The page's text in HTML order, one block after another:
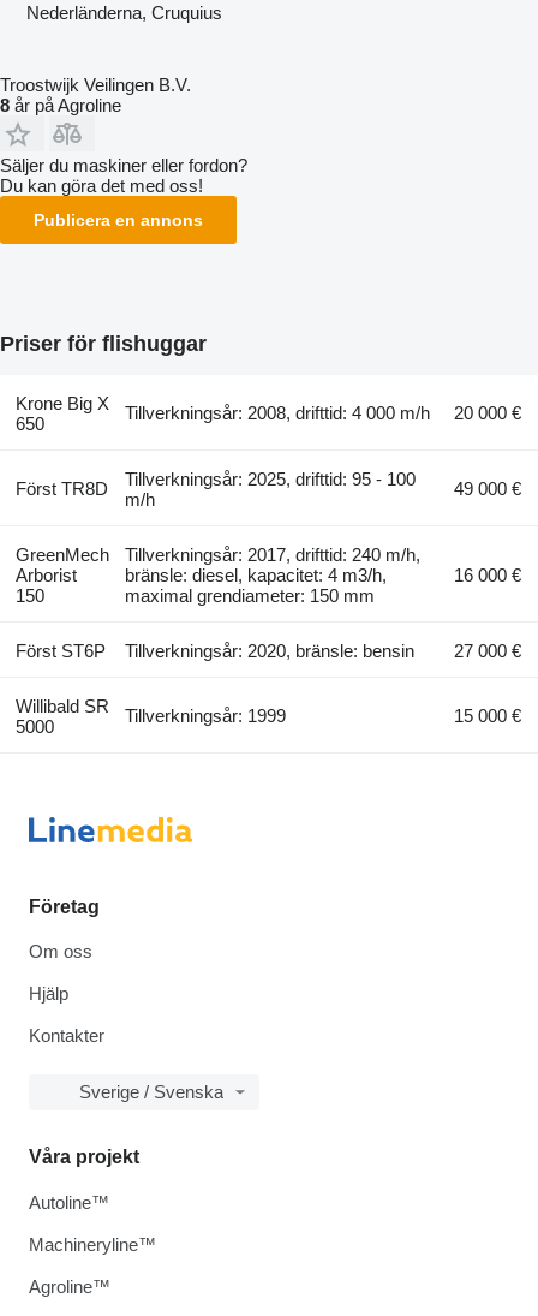
Nederländerna, Cruquius
Troostwijk Veilingen B.V.
8 år på Agroline
Säljer du maskiner eller fordon?
Du kan göra det med oss!
Publicera en annons
Priser för flishuggar
Krone Big X
650
Tillverkningsår: 2008, drifttid: 4 000 m/h 20 000 €
Först TR8D
Tillverkningsår: 2025, drifttid: 95 - 100
m/h
49 000 €
GreenMech
Arborist
150
Tillverkningsår: 2017, drifttid: 240 m/h,
bränsle: diesel, kapacitet: 4 m3/h,
maximal grendiameter: 150 mm
16 000 €
Först ST6P Tillverkningsår: 2020, bränsle: bensin 27 000 €
Willibald SR
5000
Tillverkningsår: 1999 15 000 €
Företag
Om oss
Hjälp
Kontakter
Sverige / Svenska
Våra projekt
Autoline™
Machineryline™
Agroline™